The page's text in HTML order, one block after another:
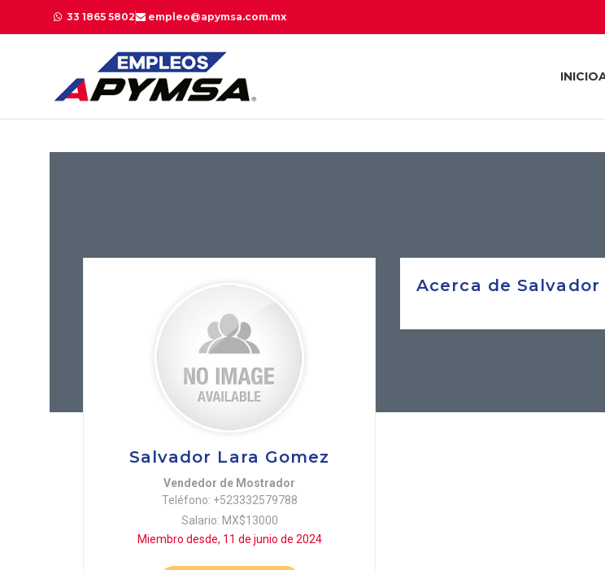
33 1865 5802 empleo@apymsa.com.mx
INICIO
Salvador Lara Gomez
Vendedor de Mostrador
Teléfono: +523332579788
Salario: MX$13000
Miembro desde, 11 de junio de 2024
Acerca de Salvador